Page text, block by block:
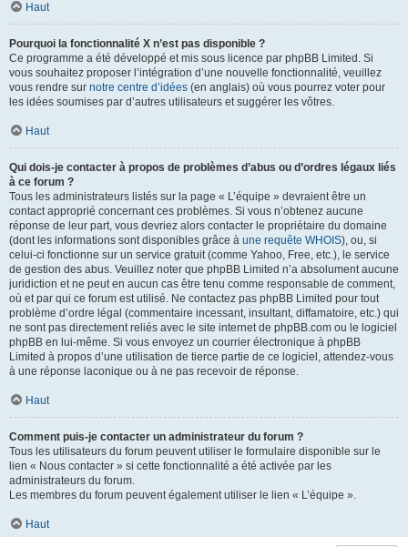
Haut
Pourquoi la fonctionnalité X n’est pas disponible ?
Ce programme a été développé et mis sous licence par phpBB Limited. Si
vous souhaitez proposer l’intégration d’une nouvelle fonctionnalité, veuillez
vous rendre sur notre centre d’idées (en anglais) où vous pourrez voter pour
les idées soumises par d’autres utilisateurs et suggérer les vôtres.
Haut
Qui dois-je contacter à propos de problèmes d’abus ou d’ordres légaux liés
à ce forum ?
Tous les administrateurs listés sur la page « L’équipe » devraient être un
contact approprié concernant ces problèmes. Si vous n’obtenez aucune
réponse de leur part, vous devriez alors contacter le propriétaire du domaine
(dont les informations sont disponibles grâce à une requête WHOIS), ou, si
celui-ci fonctionne sur un service gratuit (comme Yahoo, Free, etc.), le service
de gestion des abus. Veuillez noter que phpBB Limited n’a absolument aucune
juridiction et ne peut en aucun cas être tenu comme responsable de comment,
où et par qui ce forum est utilisé. Ne contactez pas phpBB Limited pour tout
problème d’ordre légal (commentaire incessant, insultant, diffamatoire, etc.) qui
ne sont pas directement reliés avec le site internet de phpBB.com ou le logiciel
phpBB en lui-même. Si vous envoyez un courrier électronique à phpBB
Limited à propos d’une utilisation de tierce partie de ce logiciel, attendez-vous
à une réponse laconique ou à ne pas recevoir de réponse.
Haut
Comment puis-je contacter un administrateur du forum ?
Tous les utilisateurs du forum peuvent utiliser le formulaire disponible sur le
lien « Nous contacter » si cette fonctionnalité a été activée par les
administrateurs du forum.
Les membres du forum peuvent également utiliser le lien « L’équipe ».
Haut